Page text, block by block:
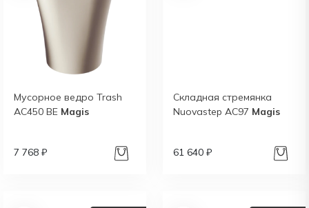
Мусорное ведро Trash
AC450 BE Magis
7 768 ₽
Складная стремянка
Nuovastep AC97 Magis
61 640 ₽